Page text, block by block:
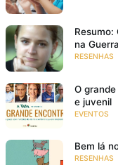
Resumo:
na Guerra
RESENHAS
O
e juvenil
EVENTOS
Bem lá
RESENHAS